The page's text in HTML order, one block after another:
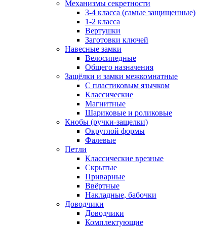
Механизмы секретности
3-4 класса (самые защищенные)
1-2 класса
Вертушки
Заготовки ключей
Навесные замки
Велосипедные
Общего назначения
Защёлки и замки межкомнатные
С пластиковым язычком
Классические
Магнитные
Шариковые и роликовые
Кнобы (ручки-защелки)
Округлой формы
Фалевые
Петли
Классические врезные
Скрытые
Приварные
Ввёртные
Накладные, бабочки
Доводчики
Доводчики
Комплектующие